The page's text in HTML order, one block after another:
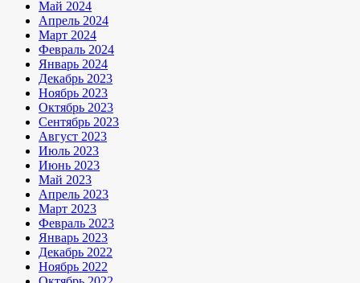
Май 2024
Апрель 2024
Март 2024
Февраль 2024
Январь 2024
Декабрь 2023
Ноябрь 2023
Октябрь 2023
Сентябрь 2023
Август 2023
Июль 2023
Июнь 2023
Май 2023
Апрель 2023
Март 2023
Февраль 2023
Январь 2023
Декабрь 2022
Ноябрь 2022